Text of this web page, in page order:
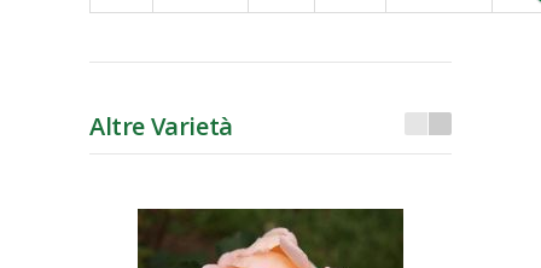
Altre Varietà